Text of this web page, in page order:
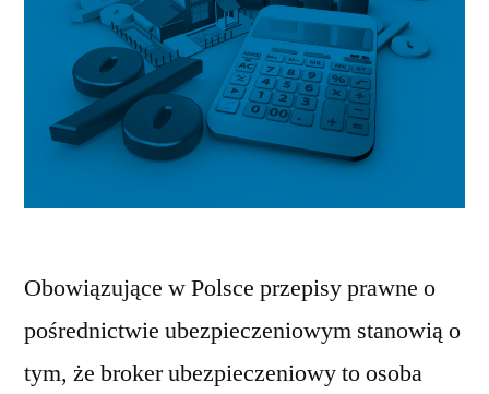
Obowiązujące w Polsce przepisy prawne o
pośrednictwie ubezpieczeniowym stanowią o
tym, że broker ubezpieczeniowy to osoba